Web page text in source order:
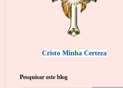
Cristo Minha Certeza
Pesquisar este blog